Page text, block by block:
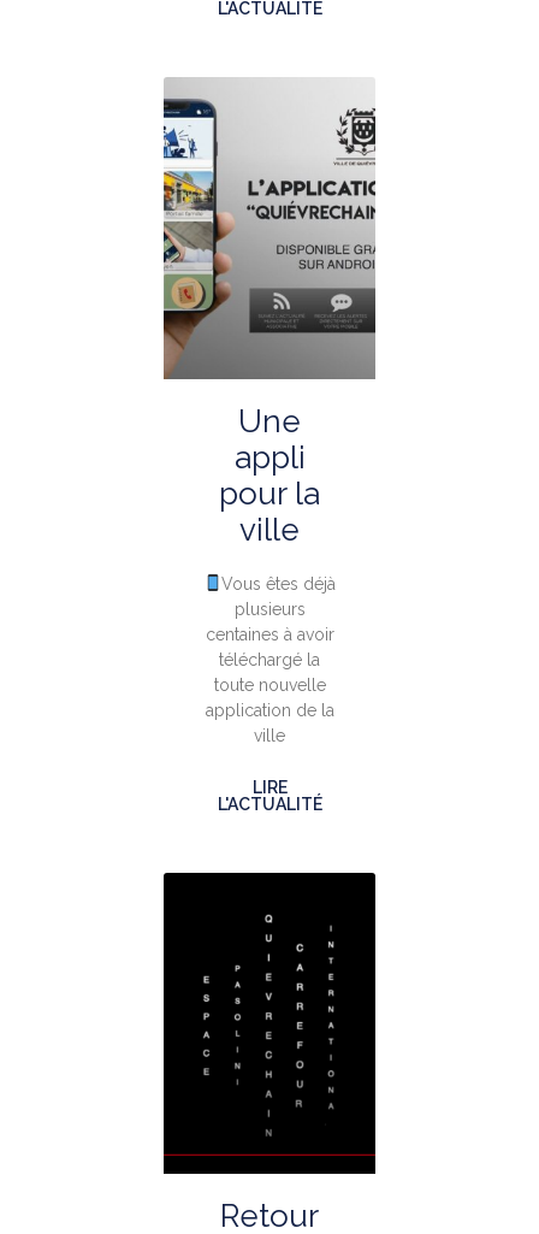
L'ACTUALITÉ
Une
appli
pour la
ville
Vous êtes déjà
plusieurs
centaines à avoir
téléchargé la
toute nouvelle
application de la
ville
LIRE
L'ACTUALITÉ
Retour